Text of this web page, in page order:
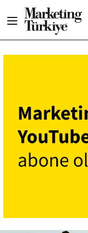
Dergiler
Etkinlikler